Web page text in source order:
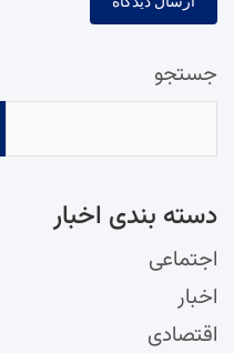
جستجو
دسته‌ بندی اخبار
اجتماعی
اخبار
اقتصادی